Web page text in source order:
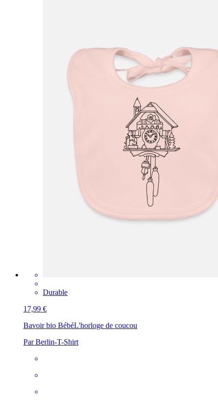
Durable
17,99 €
Bavoir bio BébéL'horloge de coucou
Par Berlin-T-Shirt